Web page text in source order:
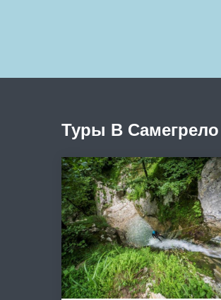
Туры В Самегрело